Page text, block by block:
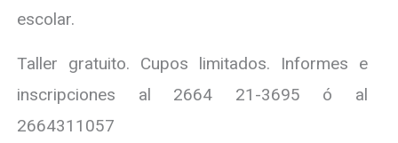
escolar.
Taller gratuito. Cupos limitados. Informes e
inscripciones al 2664 21-3695 ó al
2664311057